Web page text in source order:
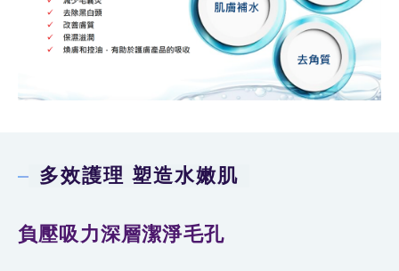
多效護理 塑造水嫩肌
負壓吸力深層潔淨毛孔